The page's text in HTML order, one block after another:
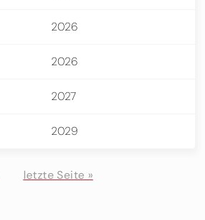
2026
2026
2027
2029
letzte Seite »